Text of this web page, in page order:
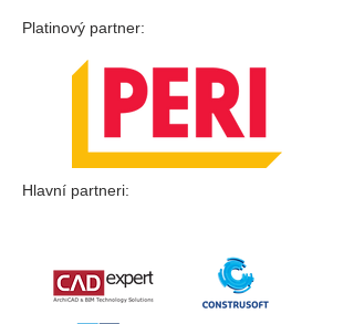
Platinový partner:
Hlavní partneri: